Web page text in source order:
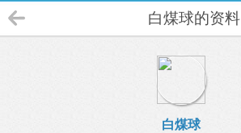
白煤球的资料
白煤球